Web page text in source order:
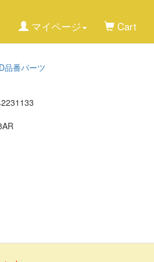
マイページ Cart
品番パーツ